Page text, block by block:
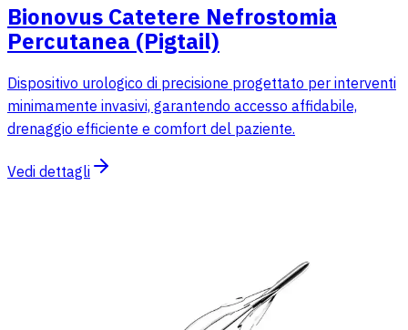
Bionovus Catetere Nefrostomia
Percutanea (Pigtail)
Dispositivo urologico di precisione progettato per interventi
minimamente invasivi, garantendo accesso affidabile,
drenaggio efficiente e comfort del paziente.
Vedi dettagli